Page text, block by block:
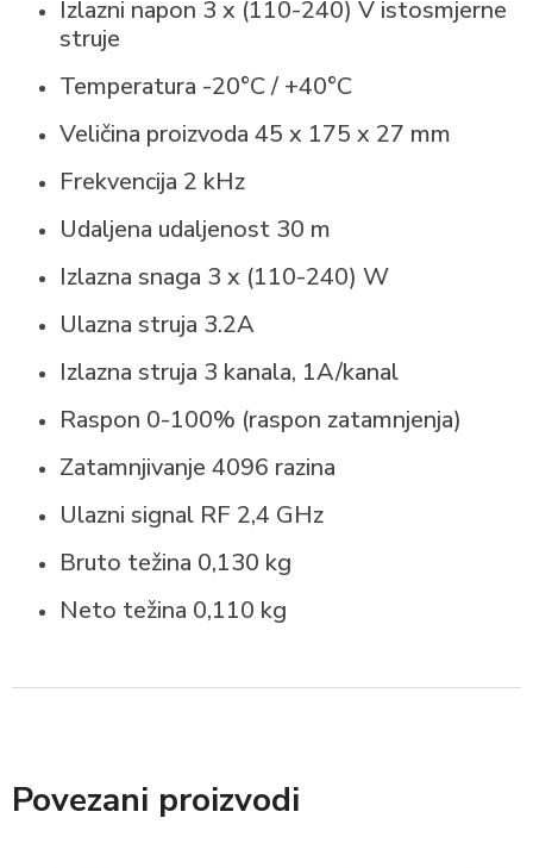
Izlazni napon 3 x (110-240) V istosmjerne
struje
Temperatura -20°C / +40°C
Veličina proizvoda 45 x 175 x 27 mm
Frekvencija 2 kHz
Udaljena udaljenost 30 m
Izlazna snaga 3 x (110-240) W
Ulazna struja 3.2A
Izlazna struja 3 kanala, 1A/kanal
Raspon 0-100% (raspon zatamnjenja)
Zatamnjivanje 4096 razina
Ulazni signal RF 2,4 GHz
Bruto težina 0,130 kg
Neto težina 0,110 kg
Povezani proizvodi